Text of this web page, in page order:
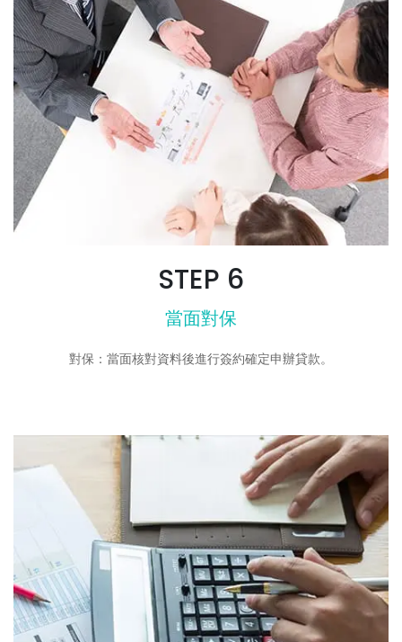
STEP 6
當面對保
對保：當面核對資料後進行簽約確定申辦貸款。